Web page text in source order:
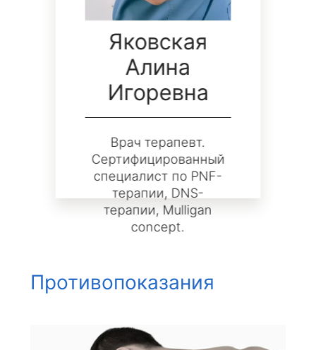
Яковская
Алина
Игоревна
Врач терапевт.
Сертифицированный
специалист по PNF-
терапии, DNS-
терапии, Mulligan
concept.
Противопоказания